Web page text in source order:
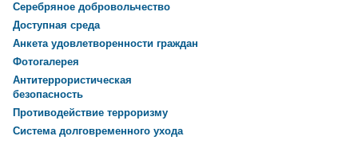
Серебряное добровольчество
Доступная среда
Анкета удовлетворенности граждан
Фотогалерея
Антитеррористическая
безопасность
Противодействие терроризму
Система долговременного ухода